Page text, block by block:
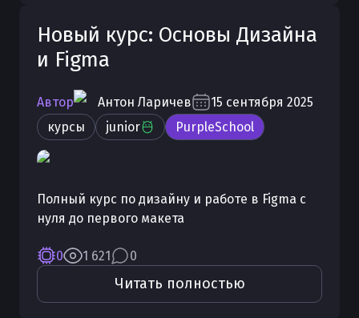
Новый курс: Основы Дизайна
и Figma
Автор Антон Ларичев
15 сентября 2025
курсы
junior PurpleSchool
Полный курс по дизайну и работе в Figma с
нуля до первого макета
0 1 621 0
Читать полностью